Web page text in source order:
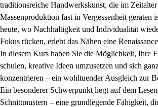
traditionsreiche Handwerkskunst, die im
Massenproduktion fast in Vergessenheit geraten
heute, wo Nachhaltigkeit und Individualität
Fokus rücken, erlebt das Nähen eine
In diesem Kurs haben Sie die Möglichkeit, Ihre
schulen, kreative Ideen umzusetzen und sich
konzentrieren – ein wohltuender Ausgleich zur
Ein besonderer Schwerpunkt liegt auf dem
Schnittmustern – eine grundlegende Fähigkeit,